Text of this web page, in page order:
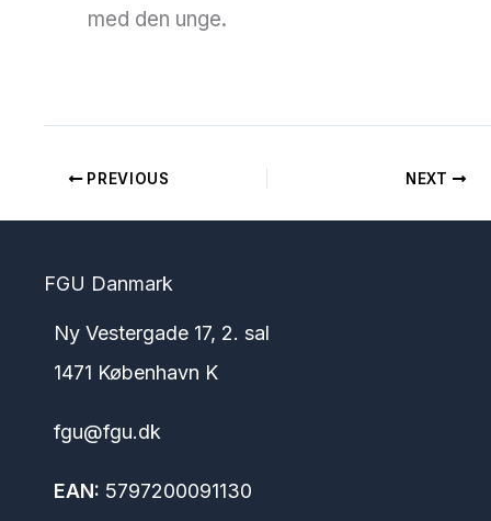
med den unge.
PREVIOUS NEXT
FGU Danmark
Ny Vestergade 17, 2. sal
1471 København K
fgu@fgu.dk
EAN: 5797200091130